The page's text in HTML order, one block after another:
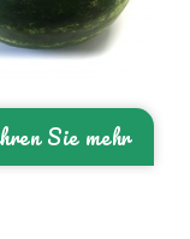
Sie mehr